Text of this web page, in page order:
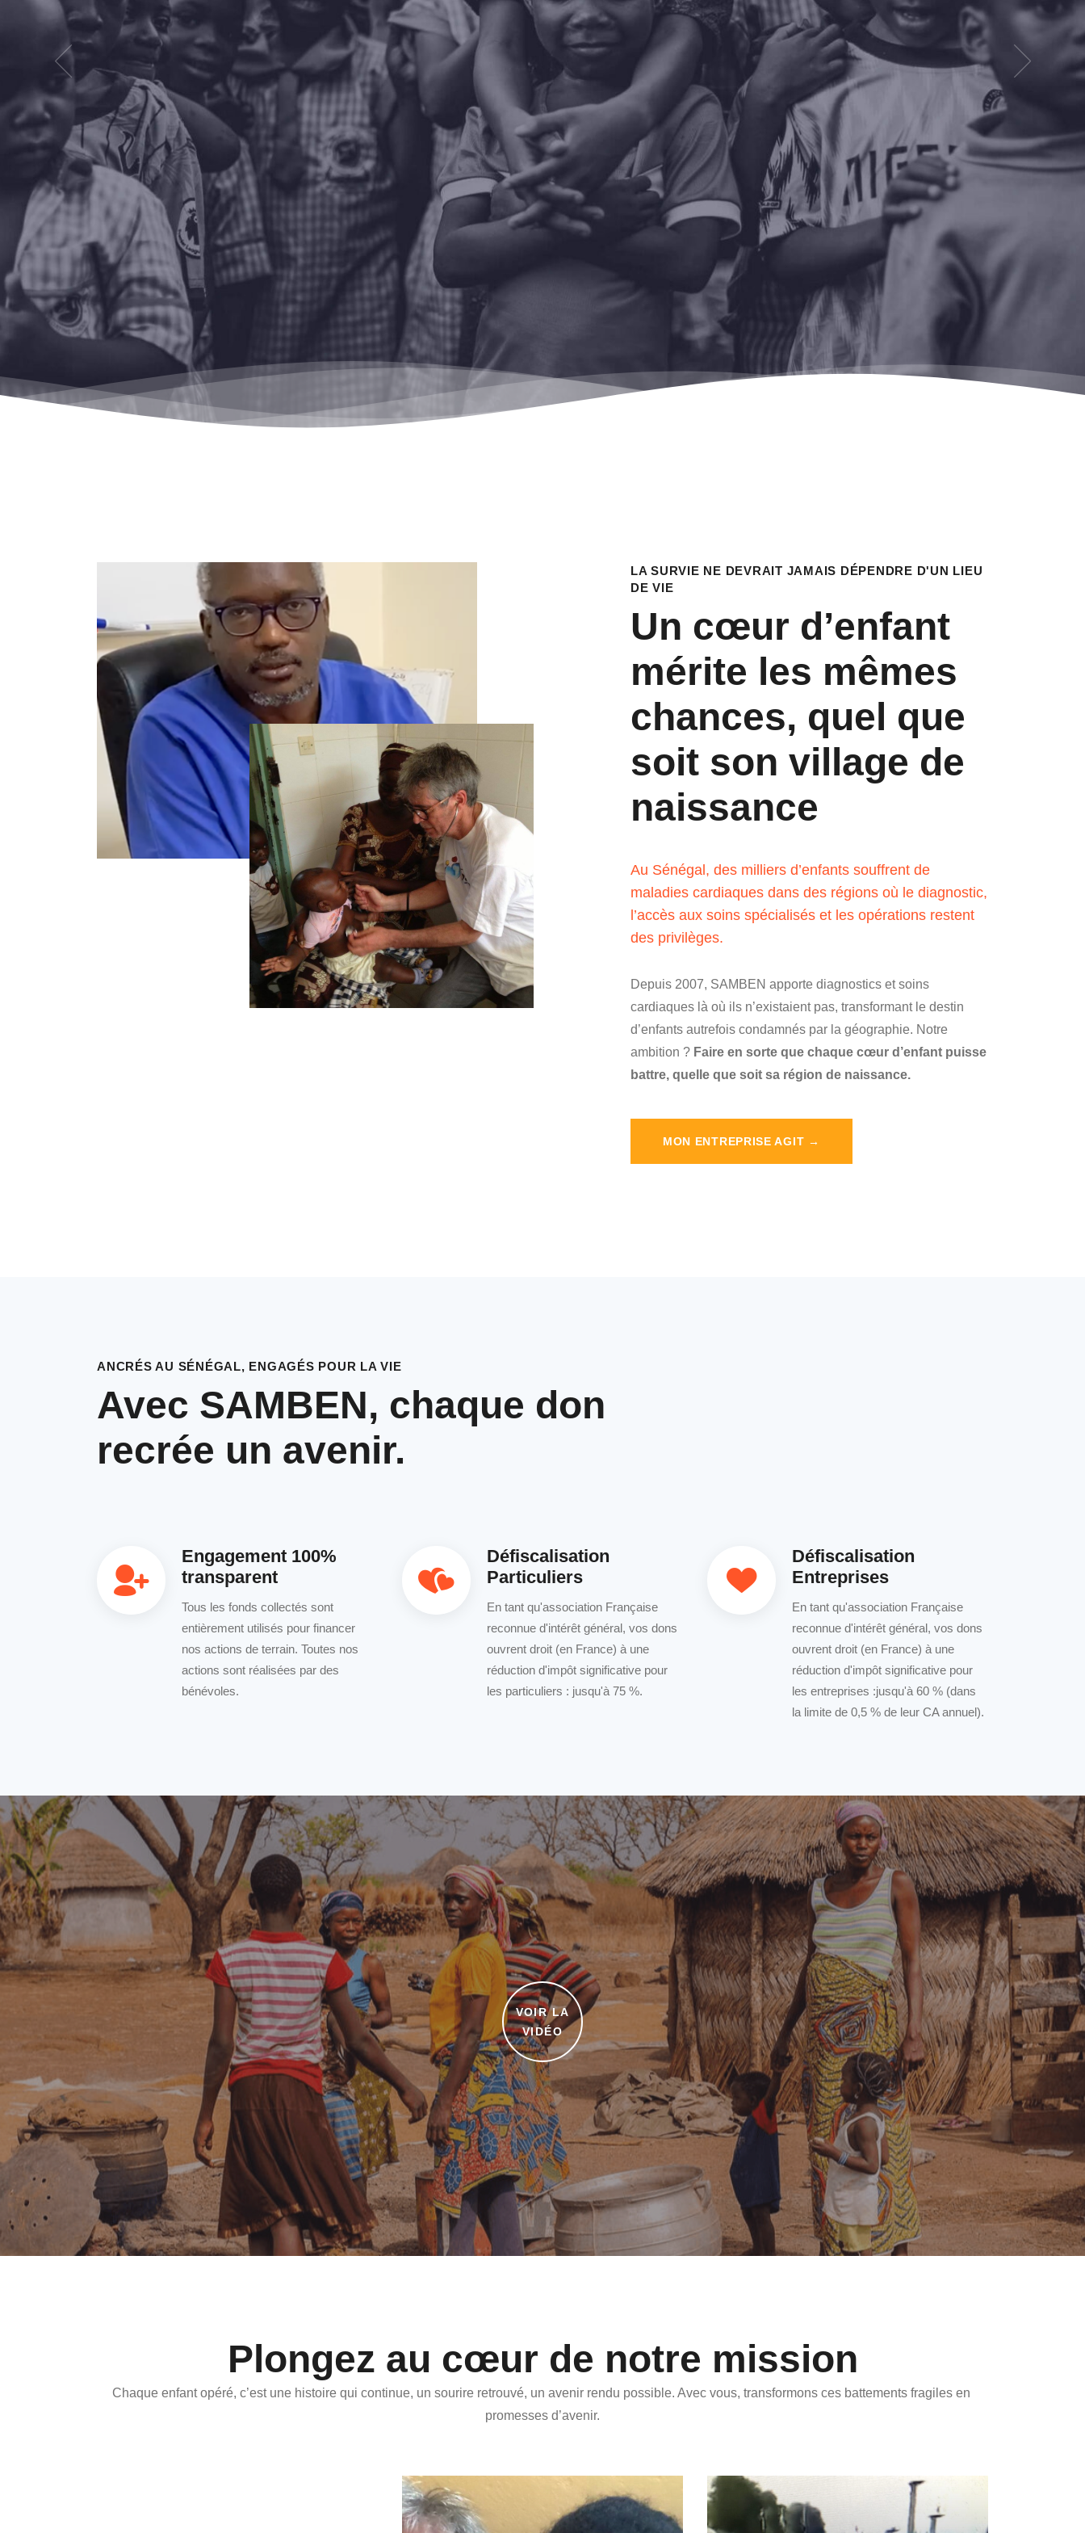
简体中文
de l’avenir du
Sénégal
JE SAUVE UN ENFANT NOTRE HISTOIRE
LA SURVIE NE DEVRAIT JAMAIS DÉPENDRE D'UN LIEU
DE VIE
Un cœur d’enfant
mérite les mêmes
chances, quel que
soit son village de
naissance
Au Sénégal, des milliers d’enfants souffrent de
maladies cardiaques dans des régions où le diagnostic,
l’accès aux soins spécialisés et les opérations restent
des privilèges.
Depuis 2007, SAMBEN apporte diagnostics et soins
cardiaques là où ils n’existaient pas, transformant le destin
d’enfants autrefois condamnés par la géographie. Notre
ambition ? Faire en sorte que chaque cœur d’enfant puisse
battre, quelle que soit sa région de naissance.
MON ENTREPRISE AGIT →
ANCRÉS AU SÉNÉGAL, ENGAGÉS POUR LA VIE
Avec SAMBEN, chaque don
recrée un avenir.
Engagement 100%
transparent
Tous les fonds collectés sont
entièrement utilisés pour financer
nos actions de terrain. Toutes nos
actions sont réalisées par des
bénévoles.
Défiscalisation
Particuliers
En tant qu'association Française
reconnue d'intérêt général, vos dons
ouvrent droit (en France) à une
réduction d'impôt significative pour
les particuliers : jusqu'à 75 %.
Défiscalisation
Entreprises
En tant qu'association Française
reconnue d'intérêt général, vos dons
ouvrent droit (en France) à une
réduction d'impôt significative pour
les entreprises :jusqu'à 60 % (dans
la limite de 0,5 % de leur CA annuel).
VOIR LA
VIDÉO
Plongez au cœur de notre mission
Chaque enfant opéré, c’est une histoire qui continue, un sourire retrouvé, un avenir rendu possible. Avec vous, transformons ces battements fragiles en
promesses d’avenir.